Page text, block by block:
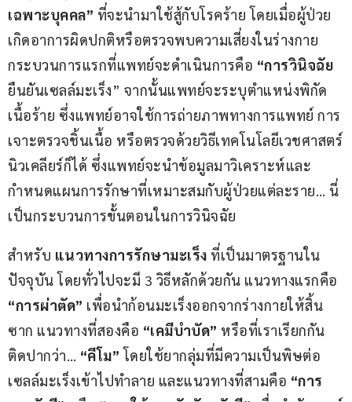
เฉพาะบุคคล” ที่จะนำมาใช้สู้กับโรคร้าย โดยเมื่อผู้ป่วย
เกิดอาการผิดปกติหรือตรวจพบความเสี่ยงในร่างกาย
กระบวนการแรกที่แพทย์จะดำเนินการคือ “การวินิจฉัย
ยืนยันเซลล์มะเร็ง” จากนั้นแพทย์จะระบุตำแหน่งพิกัด
เนื้อร้าย ซึ่งแพทย์อาจใช้การถ่ายภาพทางการแพทย์ การ
เจาะตรวจชิ้นเนื้อ หรือตรวจด้วยวิธีเทคโนโลยีเวชศาสตร์
นิวเคลียร์ก็ได้ ซึ่งแพทย์จะนำข้อมูลมาวิเคราะห์และ
กำหนดแผนการรักษาที่เหมาะสมกับผู้ป่วยแต่ละราย… นี่
เป็นกระบวนการขั้นตอนในการวินิจฉัย
สำหรับ แนวทางการรักษามะเร็ง ที่เป็นมาตรฐานใน
ปัจจุบัน โดยทั่วไปจะมี 3 วิธีหลักด้วยกัน แนวทางแรกคือ
“การผ่าตัด” เพื่อนำก้อนมะเร็งออกจากร่างกายให้สิ้น
ซาก แนวทางที่สองคือ “เคมีบำบัด” หรือที่เราเรียกกัน
ติดปากว่า… “คีโม” โดยใช้ยากลุ่มที่มีความเป็นพิษต่อ
เซลล์มะเร็งเข้าไปทำลาย และแนวทางที่สามคือ “การ